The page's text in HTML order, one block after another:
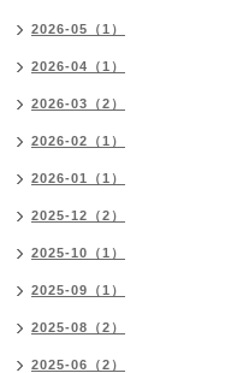
2026-05（1）
2026-04（1）
2026-03（2）
2026-02（1）
2026-01（1）
2025-12（2）
2025-10（1）
2025-09（1）
2025-08（2）
2025-06（2）